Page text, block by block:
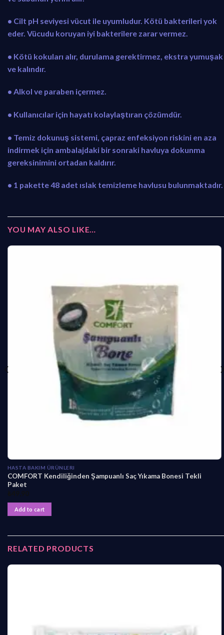
• Cilt pH seviyesi vücut ile uyumludur. Kötü bakterileri yok
eder. Vücudu koruyan iyi bakterilere zarar vermez.
• Kötü kokuları alır, durulama gerektirmez, ekstra yumuşak
ve kalındır.
• Alkol ve paraben içermez.
• Kullanıcılar için hayatı kolaylaştıran çözümdür.
• Temiz dokunuş sistemi, çapraz enfeksiyon riskini en aza
indirmek için ambalajdaki bir sonraki havluya dokunma
gereksinimini ortadan kaldırır.
• 1 pakette 48 adet ıslak temizleme havlusu bulunmaktadır.
YOU MAY ALSO LIKE…
HASTA BAKIM ÜRÜNLERI
COMFORT Kendiliğinden Şampuanlı Saç Yıkama Bonesi Tekli
Paket
Add to cart
RELATED PRODUCTS